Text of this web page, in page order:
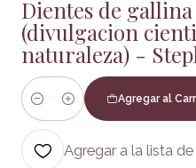
Dientes de
(divulgacion
naturaleza) -
Cantidad
Agregar al
Agregar a la lista